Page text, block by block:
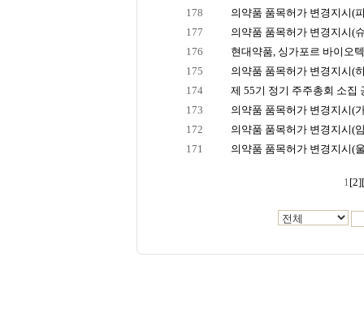
178
의약품 품목허가 변경지시(
177
의약품 품목허가 변경지시(
176
현대약품, 싱가포르 바이오
175
의약품 품목허가 변경지시(
174
제 55기 정기 주주총회 소집
173
의약품 품목허가 변경지시(
172
의약품 품목허가 변경지시(
171
의약품 품목허가 변경지시(
1[2]